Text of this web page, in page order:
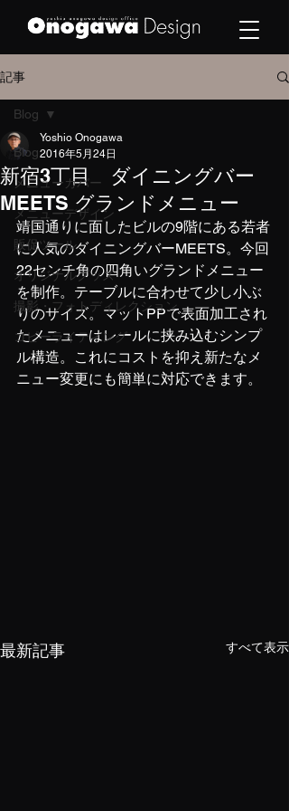
記事
Blog
メニューカバー
メニューデザイン
販促ツール
オリジナルグッズ
撮影・フォトディレクション
コピーライティング
Blog
新宿3丁目 ダイニングバー
MEETS グランドメニュー
Yoshio Onogawa
2016年5月24日
靖国通りに面したビルの9階にある若者
に人気のダイニングバーMEETS。今回
22センチ角の四角いグランドメニュー
を制作。テーブルに合わせて少し小ぶ
りのサイズ。マットPPで表面加工され
たメニューはレールに挟み込むシンプ
ル構造。これにコストを抑え新たなメ
ニュー変更にも簡単に対応できます。
最新記事 すべて表示